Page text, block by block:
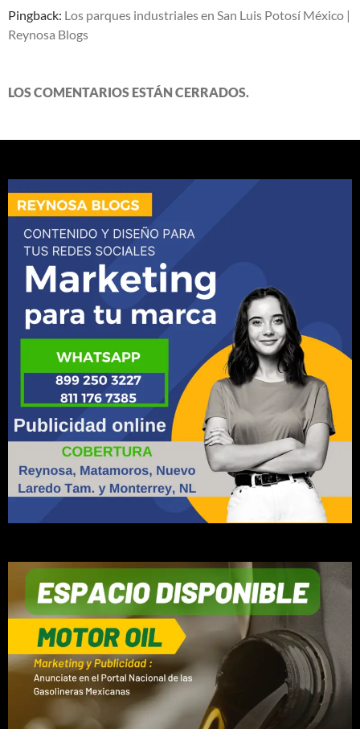
Pingback: Los parques industriales en San Luis Potosí México |
Reynosa Blogs
LOS COMENTARIOS ESTÁN CERRADOS.